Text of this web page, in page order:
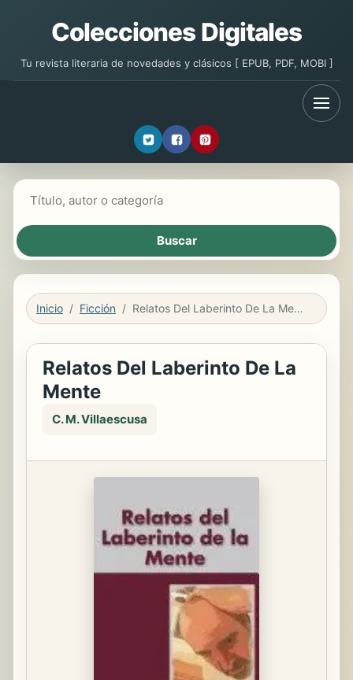
Colecciones Digitales
Tu revista literaria de novedades y clásicos [ EPUB, PDF, MOBI ]
Inicio Ficción Relatos Del Laberinto De La Mente
Relatos Del Laberinto De La
Mente
C. M. Villaescusa